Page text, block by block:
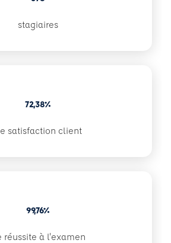
stagiaires
72,38%
satisfaction client
99,76%
réussite à l'examen